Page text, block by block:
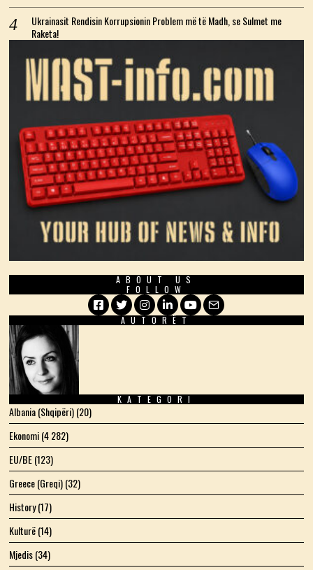
Ukrainasit Rendisin Korrupsionin Problem më të Madh, se Sulmet me
Raketa!
ABOUT US
FOLLOW
Facebook
TwitterInstagram
LinkedIn
YouTube
Email
AUTORËT
KATEGORI
Albania (Shqipëri)(20)
Ekonomi(4 282)
EU/BE(123)
Greece (Greqi)(32)
History(17)
Kulturë(14)
Mjedis(34)